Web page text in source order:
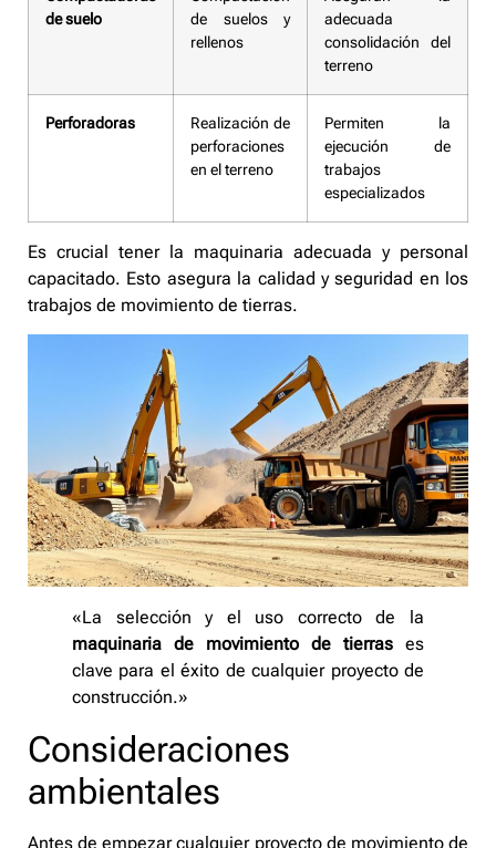
de suelo
de suelos y
rellenos
adecuada
consolidación del
terreno
Perforadoras
Realización de
perforaciones
en el terreno
Permiten la
ejecución de
trabajos
especializados
Es crucial tener la maquinaria adecuada y personal
capacitado. Esto asegura la calidad y seguridad en los
trabajos de movimiento de tierras.
«La selección y el uso correcto de la
maquinaria de movimiento de tierras es
clave para el éxito de cualquier proyecto de
construcción.»
Consideraciones
ambientales
Antes de empezar cualquier proyecto de movimiento de